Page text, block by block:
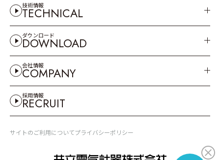
技術情報
TECHNICAL
ダウンロード
DOWNLOAD
会社情報
COMPANY
採用情報
RECRUIT
サイトのご利用についてプライバシーポリシー